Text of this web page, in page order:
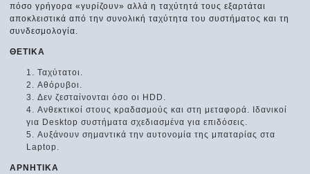
πόσο γρήγορα «γυρίζουν» αλλά η ταχύτητά τους εξαρτάται
αποκλειστικά από την συνολική ταχύτητα του συστήματος και τη
συνδεσμολογία.
ΘΕΤΙΚΑ
Ταχύτατοι.
Αθόρυβοι.
Δεν ζεσταίνονται όσο οι HDD.
Ανθεκτικοί στους κραδασμούς και στη μεταφορά. Ιδανικοί
για Desktop συστήματα σχεδιασμένα για επιδόσεις.
Αυξάνουν σημαντικά την αυτονομία της μπαταρίας στα
Laptop.
ΑΡΝΗΤΙΚΑ